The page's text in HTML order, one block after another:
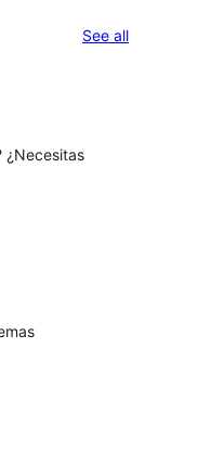
See allreviews
¿Necesitas